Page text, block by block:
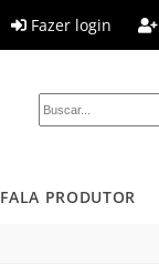
Fazer login
FALA PRODUTOR